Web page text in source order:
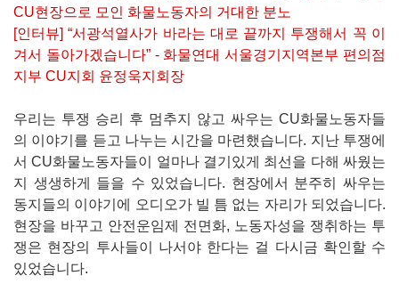
CU현장으로 모인 화물노동자의 거대한 분노
[인터뷰] “서광석열사가 바라는 대로 끝까지 투쟁해서 꼭 이
겨서 돌아가겠습니다” - 화물연대 서울경기지역본부 편의점
지부 CU지회 윤정욱지회장
우리는 투쟁 승리 후 멈추지 않고 싸우는 CU화물노동자들
의 이야기를 듣고 나누는 시간을 마련했습니다. 지난 투쟁에
서 CU화물노동자들이 얼마나 결기있게 최선을 다해 싸웠는
지 생생하게 들을 수 있었습니다. 현장에서 분주히 싸우는
동지들의 이야기에 오디오가 빌 틈 없는 자리가 되었습니다.
현장을 바꾸고 안전운임제 전면화, 노동자성을 쟁취하는 투
쟁은 현장의 투사들이 나서야 한다는 걸 다시금 확인할 수
있었습니다.